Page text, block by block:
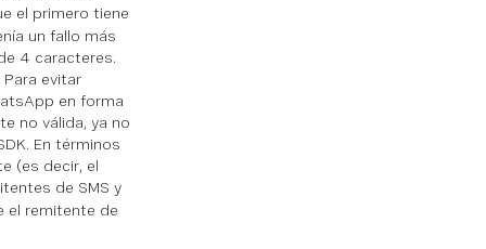
el primero tiene
un fallo más
4 caracteres.
evitar
en forma
no válida, ya no
En términos
(es decir, el
de SMS y
el remitente de